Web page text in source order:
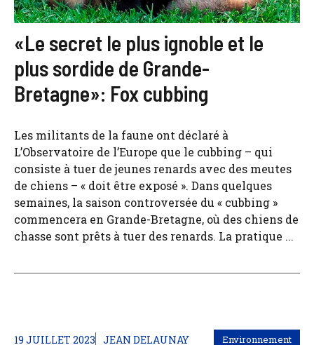
«Le secret le plus ignoble et le
plus sordide de Grande-
Bretagne»: Fox cubbing
Les militants de la faune ont déclaré à
L’Observatoire de l’Europe que le cubbing – qui
consiste à tuer de jeunes renards avec des meutes
de chiens – « doit être exposé ». Dans quelques
semaines, la saison controversée du « cubbing »
commencera en Grande-Bretagne, où des chiens de
chasse sont prêts à tuer des renards. La pratique ...
19 JUILLET 2023 JEAN DELAUNAY Environnement